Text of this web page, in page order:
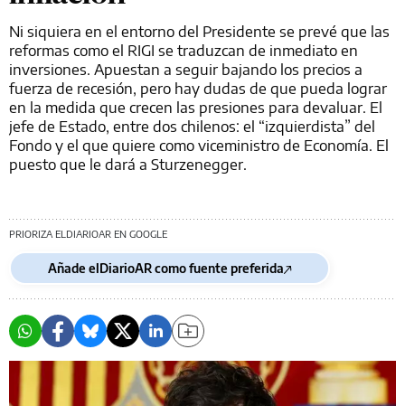
Ni siquiera en el entorno del Presidente se prevé que las
reformas como el RIGI se traduzcan de inmediato en
inversiones. Apuestan a seguir bajando los precios a
fuerza de recesión, pero hay dudas de que pueda lograr
en la medida que crecen las presiones para devaluar. El
jefe de Estado, entre dos chilenos: el “izquierdista” del
Fondo y el que quiere como viceministro de Economía. El
puesto que le dará a Sturzenegger.
PRIORIZA ELDIARIOAR EN GOOGLE
Añade elDiarioAR como fuente preferida